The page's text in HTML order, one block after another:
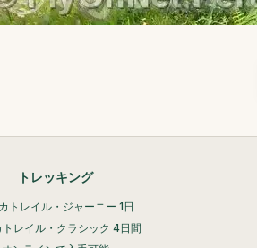
トレッキング
トレイル・ジャーニー 1日
トレイル・クラシック 4日間